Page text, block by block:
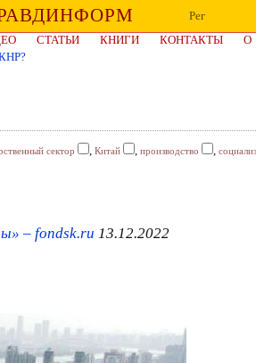
Рег
СТАТЬИ КНИГИ КОНТАКТЫ
О
сектор , Китай , производство ,
– fondsk.ru 13.12.2022